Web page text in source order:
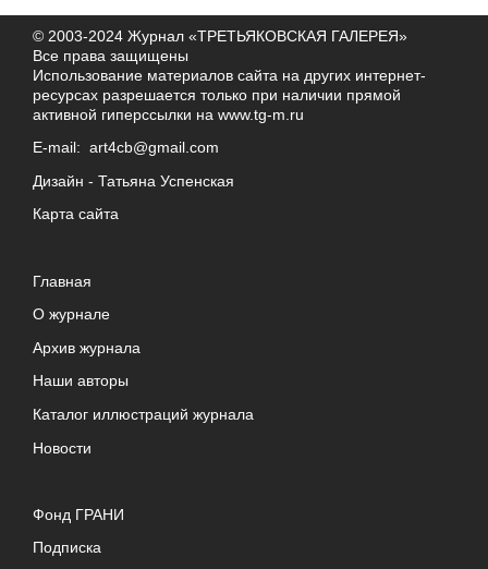
© 2003-2024 Журнал «ТРЕТЬЯКОВСКАЯ ГАЛЕРЕЯ»
Все права защищены
Использование материалов сайта на других интернет-
ресурсах разрешается только при наличии прямой
активной гиперссылки на www.tg-m.ru
E-mail: art4cb@gmail.com
Дизайн - Татьяна Успенская
Карта сайта
Главная
О журнале
Архив журнала
Наши авторы
Каталог иллюстраций журнала
Новости
Фонд ГРАНИ
Подписка